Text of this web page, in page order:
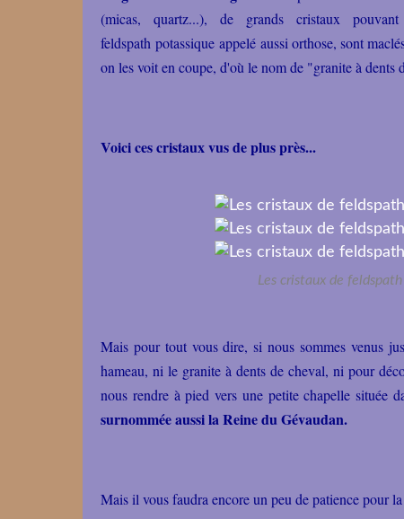
(micas, quartz...), de grands cristaux
feldspath potassique appelé aussi orthose, sont
on les voit en coupe, d'où le nom de "granite à dents
Voici ces cristaux vus de plus près...
Les cristaux de
Mais pour tout vous dire, si nous sommes venus
hameau, ni le granite à dents de cheval, ni pour
nous rendre à pied vers une petite chapelle située
surnommée aussi la Reine du Gévaudan.
Mais il vous faudra encore un peu de patience pour